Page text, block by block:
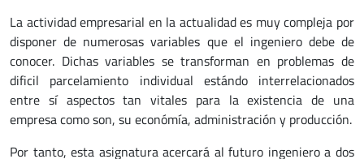
La actividad empresarial en la actualidad es muy compleja por
disponer de numerosas variables que el ingeniero debe de
conocer. Dichas variables se transforman en problemas de
dificil parcelamiento individual estándo interrelacionados
entre sí aspectos tan vitales para la existencia de una
empresa como son, su económía, administración y producción.
Por tanto, esta asignatura acercará al futuro ingeniero a dos